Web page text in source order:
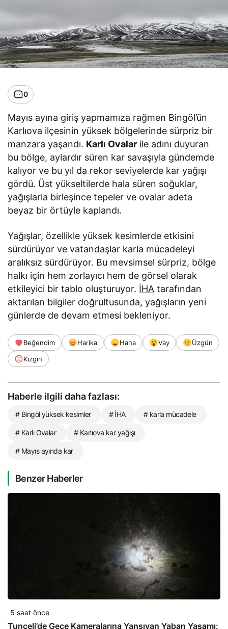
0
Mayıs ayına giriş yapmamıza rağmen Bingöl’ün
Karlıova ilçesinin yüksek bölgelerinde sürpriz bir
manzara yaşandı. Karlı Ovalar ile adını duyuran
bu bölge, aylardır süren kar savaşıyla gündemde
kalıyor ve bu yıl da rekor seviyelerde kar yağışı
gördü. Üst yükseltilerde hala süren soğuklar,
yağışlarla birleşince tepeler ve ovalar adeta
beyaz bir örtüyle kaplandı.
Yağışlar, özellikle yüksek kesimlerde etkisini
sürdürüyor ve vatandaşlar karla mücadeleyi
aralıksız sürdürüyor. Bu mevsimsel sürpriz, bölge
halkı için hem zorlayıcı hem de görsel olarak
etkileyici bir tablo oluşturuyor. İHA tarafından
aktarılan bilgiler doğrultusunda, yağışların yeni
günlerde de devam etmesi bekleniyor.
Beğendim Harika Haha Vay
Üzgün
Kızgın
Haberle ilgili daha fazlası:
# Bingöl yüksek kesimler # İHA # karla mücadele
# Karlı Ovalar # Karlıova kar yağışı
# Mayıs ayında kar
Benzer Haberler
5 saat önce
Tunceli’de Gece Kameralarına Yansıyan Yaban Yaşamı: